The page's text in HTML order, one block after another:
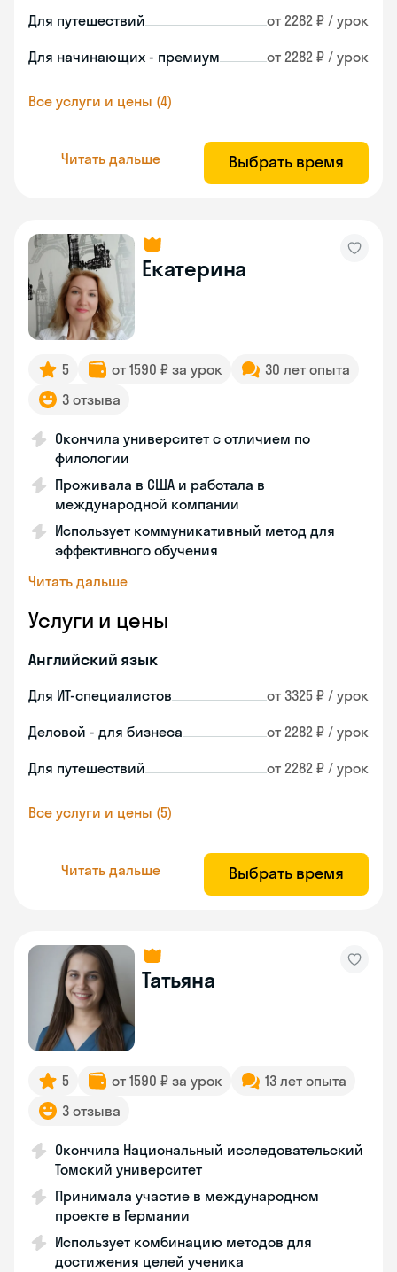
Для путешествий от 2282 ₽ / урок
Для начинающих - премиум от 2282 ₽ / урок
Все услуги и цены (4)
Читать дальше Выбрать время
Екатерина
5 от 1590 ₽ за урок
30 лет опыта
3 отзыва
Окончила университет с отличием по
филологии
Проживала в США и работала в
международной компании
Использует коммуникативный метод для
эффективного обучения
Читать дальше
Услуги и цены
Английский язык
Для ИТ-специалистов от 3325 ₽ / урок
Деловой - для бизнеса от 2282 ₽ / урок
Для путешествий от 2282 ₽ / урок
Все услуги и цены (5)
Читать дальше Выбрать время
Татьяна
5 от 1590 ₽ за урок
13 лет опыта
3 отзыва
Окончила Национальный исследовательский
Томский университет
Принимала участие в международном
проекте в Германии
Использует комбинацию методов для
достижения целей ученика